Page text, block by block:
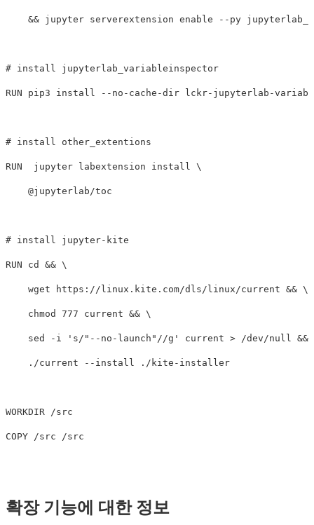
&& jupyter serverextension enable --py
# install jupyterlab_variableinspector
RUN pip3 install --no-cache-dir lckr-jupyterlab-
# install other_extentions
RUN jupyter labextension install
    @jupyterlab/toc
# install jupyter-kite
RUN cd &&
    wget https://linux.kite.com/dls/linux/current
&&
chmod 777 current &&
sed -i 's/"--no-launch"//g' current > /dev/null &&
    ./current
--install ./kite-installer
WORKDIR /src
COPY /src /src
확장 기능에 대한 정보